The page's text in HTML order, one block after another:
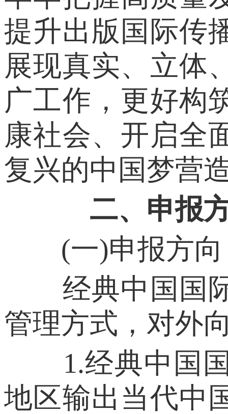
提升出版国际传
展现真实、立体
广工作，更好构
康社会、开启全
复兴的中国梦营
二、申报
(一)申报方向
经典中国国际
管理方式，对外
1.经典中国国
地区输出当代中